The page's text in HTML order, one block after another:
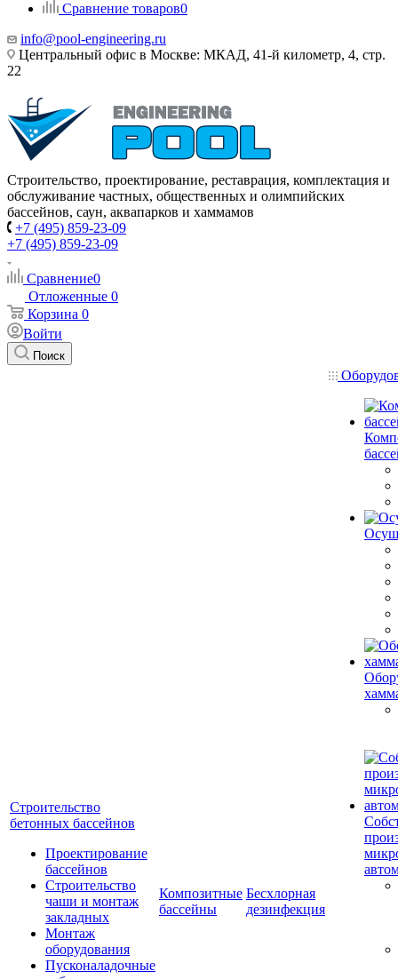
Сравнение товаров0
info@pool-engineering.ru
Центральный офис в Москве: МКАД, 41-й километр, 4, стр.
22
Строительство, проектирование, реставрация, комплектация и
обслуживание частных, общественных и олимпийских
бассейнов, саун, аквапарков и хаммамов
+7 (495) 859-23-09
+7 (495) 859-23-09
Сравнение0
Отложенные 0
Корзина 0
Войти
Поиск
Строительство
бетонных бассейнов
Проектирование
бассейнов
Строительство
чаши и монтаж
закладных
Монтаж
оборудования
Пусконаладочные
Композитные
бассейны
Бесхлорная
дезинфекция